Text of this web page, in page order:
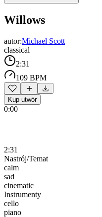
Willows
autor:Michael Scott
classical
2:31
109 BPM
Kup utwór
0:00
2:31
Nastrój/Temat
calm
sad
cinematic
Instrumenty
cello
piano